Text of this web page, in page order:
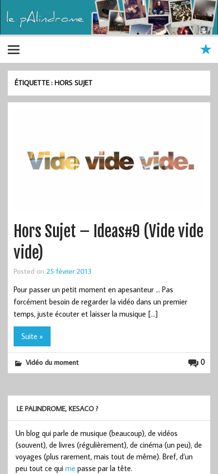
ÉTIQUETTE :HORS SUJET
Hors Sujet – Ideas#9 (Vide vide
vide)
Posted on 25 février 2013
Pour passer un petit moment en apesanteur … Pas
forcément besoin de regarder la vidéo dans un premier
temps, juste écouter et laisser la musique […]
Suite »
0
Vidéo du moment
LE PALINDROME, KESACO ?
Un blog qui parle de musique (beaucoup), de vidéos
(souvent), de livres (régulièrement), de cinéma (un peu), de
voyages (plus rarement, mais tout de même). Bref, d’un
peu tout ce qui me passe par la tête.